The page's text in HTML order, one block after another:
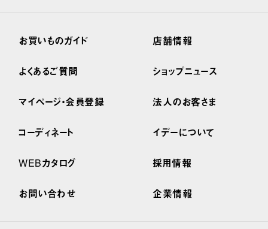
お買いものガイド
よくあるご質問
マイページ・会員登録
コーディネート
WEBカタログ
お問い合わせ
店舗情報
ショップニュース
法人のお客さま
イデーについて
採用情報
企業情報